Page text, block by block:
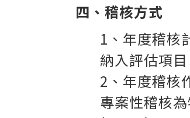
四、稽核方式
1 、年度稽
納入評估項目
2 、年度稽
專案性稽核